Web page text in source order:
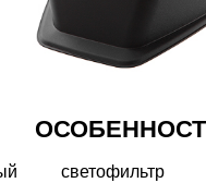
светофильтр